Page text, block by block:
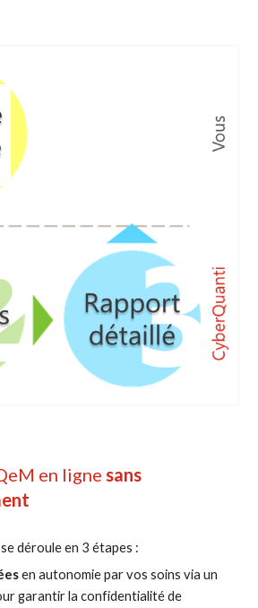
en ligne sans
déroule en 3 étapes :
en autonomie par vos soins via un
garantir la confidentialité de